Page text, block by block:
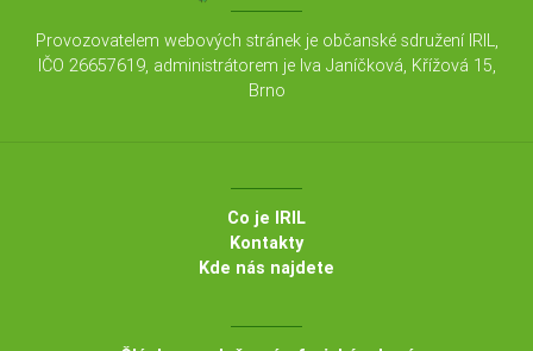
Provozovatelem webových stránek je občanské sdružení IRIL,
IČO 26657619, administrátorem je Iva Janíčková, Křížová 15,
Brno
Co je IRIL
Kontakty
Kde nás najdete